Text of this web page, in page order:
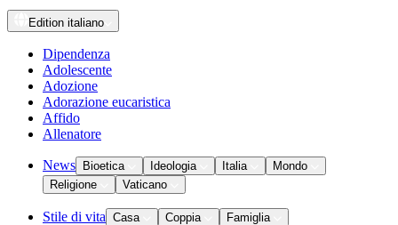
Edition italiano
Dipendenza
Adolescente
Adozione
Adorazione eucaristica
Affido
Allenatore
News Bioetica Ideologia Italia
Mondo
Religione
Vaticano
Stile di vita Casa Coppia
Famiglia